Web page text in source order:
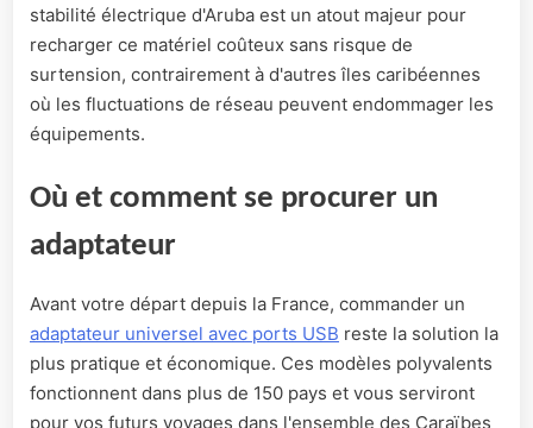
stabilité électrique d'Aruba est un atout majeur pour
recharger ce matériel coûteux sans risque de
surtension, contrairement à d'autres îles caribéennes
où les fluctuations de réseau peuvent endommager les
équipements.
Où et comment se procurer un
adaptateur
Avant votre départ depuis la France, commander un
adaptateur universel avec ports USB reste la solution la
plus pratique et économique. Ces modèles polyvalents
fonctionnent dans plus de 150 pays et vous serviront
pour vos futurs voyages dans l'ensemble des Caraïbes